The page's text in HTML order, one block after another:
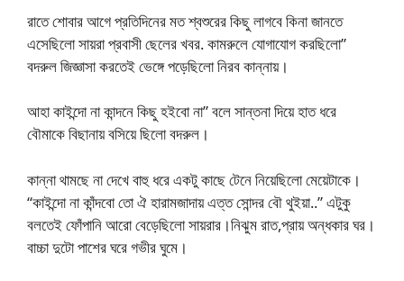
রাতে শোবার আগে প্রতিদিনের মত শ্বশুরের কিছু লাগবে কিনা জানতে
এসেছিলো সায়রা প্রবাসী ছেলের খবর. কামরুলে যোগাযোগ করছিলো”
বদরুল জিজ্ঞাসা করতেই ভেঙ্গে পড়েছিলো নিরব কান্নায়।
আহা কাইন্দো না কান্দনে কিছু হইবো না” বলে সান্তনা দিয়ে হাত ধরে
বৌমাকে বিছানায় বসিয়ে ছিলো বদরুল।
কান্না থামছে না দেখে বাহু ধরে একটু কাছে টেনে নিয়েছিলো মেয়েটাকে।
“কাইন্দো না কাঁন্দবো তো ঐ হারামজাদায় এত্ত সোন্দর বৌ থুইয়া..” এটুকু
বলতেই ফোঁপানি আরো বেড়েছিলো সায়রার।নিঝুম রাত,প্রায় অন্ধকার ঘর।
বাচ্চা দুটো পাশের ঘরে গভীর ঘুমে।